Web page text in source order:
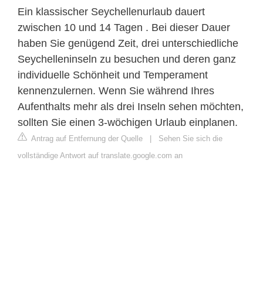
Ein klassischer Seychellenurlaub dauert
zwischen 10 und 14 Tagen . Bei dieser Dauer
haben Sie genügend Zeit, drei unterschiedliche
Seychelleninseln zu besuchen und deren ganz
individuelle Schönheit und Temperament
kennenzulernen. Wenn Sie während Ihres
Aufenthalts mehr als drei Inseln sehen möchten,
sollten Sie einen 3-wöchigen Urlaub einplanen.
Antrag auf Entfernung der Quelle
Sehen Sie sich die
vollständige Antwort auf translate.google.com an